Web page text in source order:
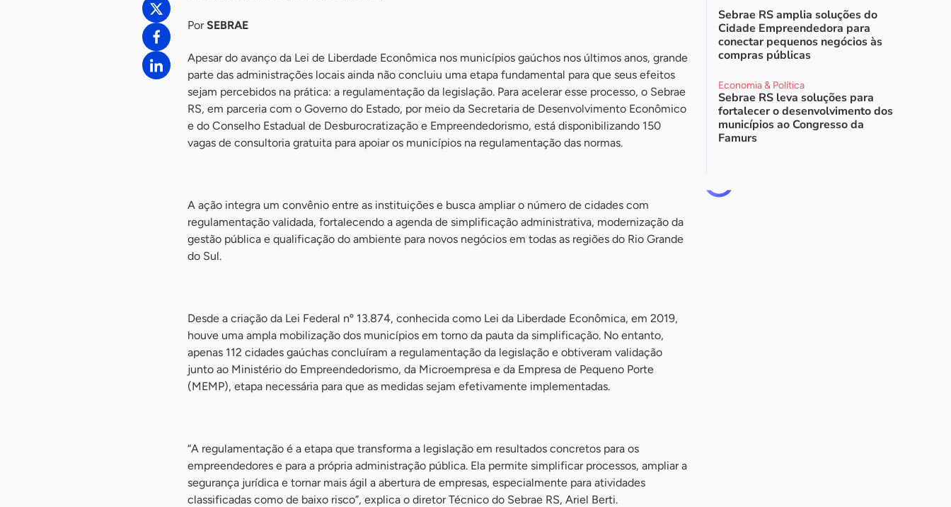
PorSEBRAE
Apesar do avanço da Lei de Liberdade Econômica nos municípios gaúchos nos últimos anos, grande
parte das administrações locais ainda não concluiu uma etapa fundamental para que seus efeitos
sejam percebidos na prática: a regulamentação da legislação. Para acelerar esse processo, o Sebrae
RS, em parceria com o Governo do Estado, por meio da Secretaria de Desenvolvimento Econômico
e do Conselho Estadual de Desburocratização e Empreendedorismo, está disponibilizando 150
vagas de consultoria gratuita para apoiar os municípios na regulamentação das normas.
A ação integra um convênio entre as instituições e busca ampliar o número de cidades com
regulamentação validada, fortalecendo a agenda de simplificação administrativa, modernização da
gestão pública e qualificação do ambiente para novos negócios em todas as regiões do Rio Grande
do Sul.
Desde a criação da Lei Federal nº 13.874, conhecida como Lei da Liberdade Econômica, em 2019,
houve uma ampla mobilização dos municípios em torno da pauta da simplificação. No entanto,
apenas 112 cidades gaúchas concluíram a regulamentação da legislação e obtiveram validação
junto ao Ministério do Empreendedorismo, da Microempresa e da Empresa de Pequeno Porte
(MEMP), etapa necessária para que as medidas sejam efetivamente implementadas.
“A regulamentação é a etapa que transforma a legislação em resultados concretos para os
empreendedores e para a própria administração pública. Ela permite simplificar processos, ampliar a
segurança jurídica e tornar mais ágil a abertura de empresas, especialmente para atividades
classificadas como de baixo risco”, explica o diretor Técnico do Sebrae RS, Ariel Berti.
Sebrae RS amplia soluções do
Cidade Empreendedora para
conectar pequenos negócios às
compras públicas
Economia & Política
Sebrae RS leva soluções para
fortalecer o desenvolvimento dos
municípios ao Congresso da
Famurs